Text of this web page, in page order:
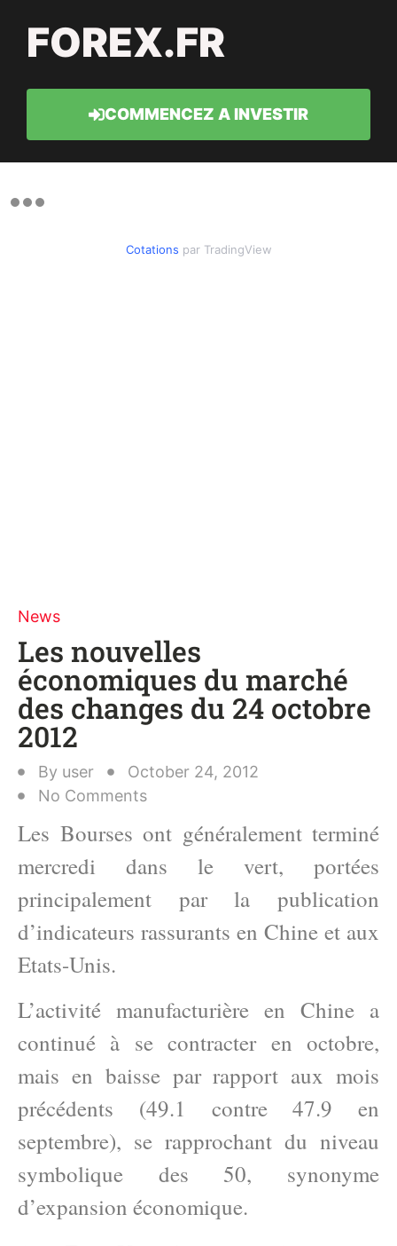
FOREX.FR
COMMENCEZ A INVESTIR
Cotations par TradingView
News
Les nouvelles
économiques du marché
des changes du 24 octobre
2012
By user
October 24, 2012
No Comments
Les Bourses ont généralement terminé
mercredi dans le vert, portées
principalement par la publication
d’indicateurs rassurants en Chine et aux
Etats-Unis.
L’activité manufacturière en Chine a
continué à se contracter en octobre,
mais en baisse par rapport aux mois
précédents (49.1 contre 47.9 en
septembre), se rapprochant du niveau
symbolique des 50, synonyme
d’expansion économique.